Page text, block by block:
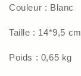
Couleur : Blanc
Taille : 14*9,5 cm
Poids : 0,65 kg